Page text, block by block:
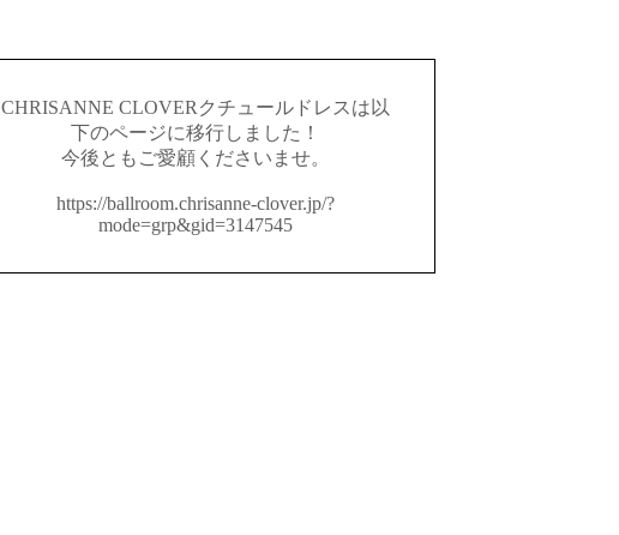
CHRISANNE CLOVERクチュールドレスは以
下のページに移行しました！
今後ともご愛顧くださいませ。
https://ballroom.chrisanne-clover.jp/?
mode=grp&gid=3147545